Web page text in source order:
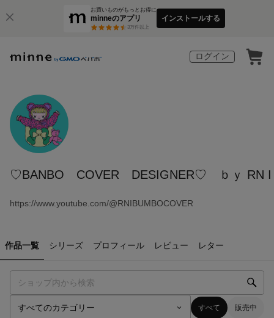
お買いものがもっとお得に
minneのアプリ
3万件以上
インストールする
ログイン
♡BANBO COVER DESIGNER♡ ｂｙ RN I
https://www.youtube.com/@RNIBUMBOCOVER
作品一覧 シリーズ プロフィール レビュー レター
すべて 販売中